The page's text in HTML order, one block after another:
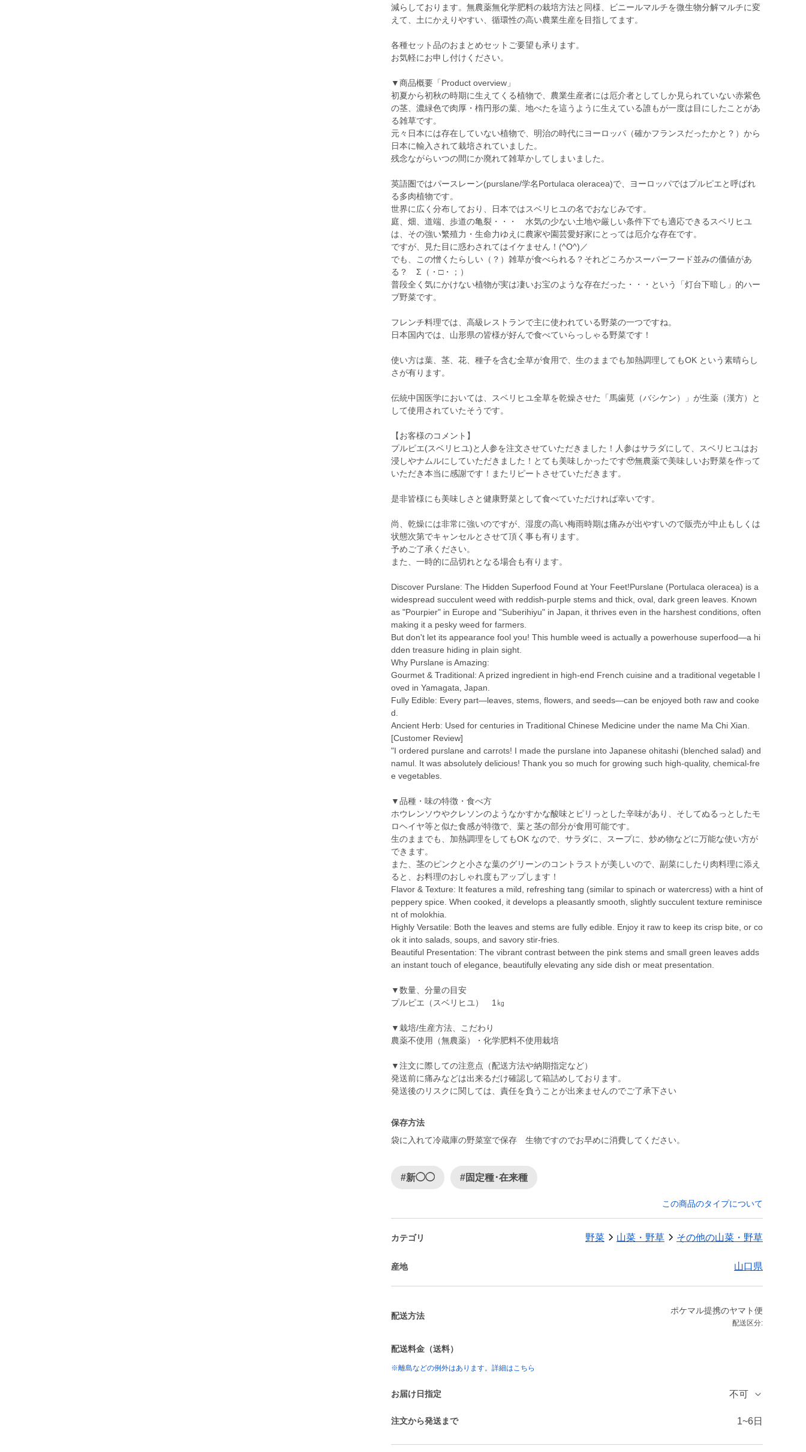
減らしております。無農薬無化学肥料の栽培方法と同様、ビニールマルチを微生物分解マルチに変
えて、土にかえりやすい、循環性の高い農業生産を目指してます。
各種セット品のおまとめセットご要望も承ります。
お気軽にお申し付けください。
▼商品概要「Product overview」
初夏から初秋の時期に生えてくる植物で、農業生産者には厄介者としてしか見られていない赤紫色
の茎、濃緑色で肉厚・楕円形の葉、地べたを這うように生えている誰もが一度は目にしたことがあ
る雑草です。
元々日本には存在していない植物で、明治の時代にヨーロッパ（確かフランスだったかと？）から
日本に輸入されて栽培されていました。
残念ながらいつの間にか廃れて雑草かしてしまいました。
英語圏ではパースレーン(purslane/学名Portulaca oleracea)で、ヨーロッパではプルピエと呼ばれ
る多肉植物です。
世界に広く分布しており、日本ではスベリヒユの名でおなじみです。
庭、畑、道端、歩道の亀裂・・・ 水気の少ない土地や厳しい条件下でも適応できるスベリヒユ
は、その強い繁殖力・生命力ゆえに農家や園芸愛好家にとっては厄介な存在です。
ですが、見た目に惑わされてはイケません！(^O^)／
でも、この憎くたらしい（？）雑草が食べられる？それどころかスーパーフード並みの価値があ
る？ Σ（・□・；）
普段全く気にかけない植物が実は凄いお宝のような存在だった・・・という「灯台下暗し」的ハー
ブ野菜です。
フレンチ料理では、高級レストランで主に使われている野菜の一つですね。
日本国内では、山形県の皆様が好んで食べていらっしゃる野菜です！
使い方は葉、茎、花、種子を含む全草が食用で、生のままでも加熱調理してもOK という素晴らし
さが有ります。
伝統中国医学においては、スベリヒユ全草を乾燥させた「馬歯莧（バシケン）」が生薬（漢方）と
して使用されていたそうです。
【お客様のコメント】
プルピエ(スベリヒユ)と人参を注文させていただきました！人参はサラダにして、スベリヒユはお
浸しやナムルにしていただきました！とても美味しかったです🥹無農薬で美味しいお野菜を作って
いただき本当に感謝です！またリピートさせていただきます。
是非皆様にも美味しさと健康野菜として食べていただければ幸いです。
尚、乾燥には非常に強いのですが、湿度の高い梅雨時期は痛みが出やすいので販売が中止もしくは
状態次第でキャンセルとさせて頂く事も有ります。
予めご了承ください。
また、一時的に品切れとなる場合も有ります。
Discover Purslane: The Hidden Superfood Found at Your Feet!Purslane (Portulaca oleracea) is a
widespread succulent weed with reddish-purple stems and thick, oval, dark green leaves. Known
as "Pourpier" in Europe and "Suberihiyu" in Japan, it thrives even in the harshest conditions, often
making it a pesky weed for farmers.
But don't let its appearance fool you! This humble weed is actually a powerhouse superfood—a hi
dden treasure hiding in plain sight.
Why Purslane is Amazing:
Gourmet & Traditional: A prized ingredient in high-end French cuisine and a traditional vegetable l
oved in Yamagata, Japan.
Fully Edible: Every part—leaves, stems, flowers, and seeds—can be enjoyed both raw and cooke
d.
Ancient Herb: Used for centuries in Traditional Chinese Medicine under the name Ma Chi Xian.
[Customer Review]
"I ordered purslane and carrots! I made the purslane into Japanese ohitashi (blenched salad) and
namul. It was absolutely delicious! Thank you so much for growing such high-quality, chemical-fre
e vegetables.
▼品種・味の特徴・食べ方
ホウレンソウやクレソンのようなかすかな酸味とピリっとした辛味があり、そしてぬるっとしたモ
ロヘイヤ等と似た食感が特徴で、葉と茎の部分が食用可能です。
生のままでも、加熱調理をしてもOK なので、サラダに、スープに、炒め物などに万能な使い方が
できます。
また、茎のピンクと小さな葉のグリーンのコントラストが美しいので、副菜にしたり肉料理に添え
ると、お料理のおしゃれ度もアップします！
Flavor & Texture: It features a mild, refreshing tang (similar to spinach or watercress) with a hint of
peppery spice. When cooked, it develops a pleasantly smooth, slightly succulent texture reminisce
nt of molokhia.
Highly Versatile: Both the leaves and stems are fully edible. Enjoy it raw to keep its crisp bite, or co
ok it into salads, soups, and savory stir-fries.
Beautiful Presentation: The vibrant contrast between the pink stems and small green leaves adds
an instant touch of elegance, beautifully elevating any side dish or meat presentation.
▼数量、分量の目安
プルピエ（スベリヒユ） 1㎏
▼栽培/生産方法、こだわり
農薬不使用（無農薬）・化学肥料不使用栽培
▼注文に際しての注意点（配送方法や納期指定など）
発送前に痛みなどは出来るだけ確認して箱詰めしております。
発送後のリスクに関しては、責任を負うことが出来ませんのでご了承下さい
保存方法
袋に入れて冷蔵庫の野菜室で保存 生物ですのでお早めに消費してください。
#新◯◯ #固定種･在来種
この商品のタイプについて
カテゴリ 野菜 山菜・野草 その他の山菜・野草
産地 山口県
配送方法
ポケマル提携のヤマト便
配送区分:
配送料金（送料）
※離島などの例外はあります。詳細はこちら
お届け日指定 不可
注文から発送まで 1~6日